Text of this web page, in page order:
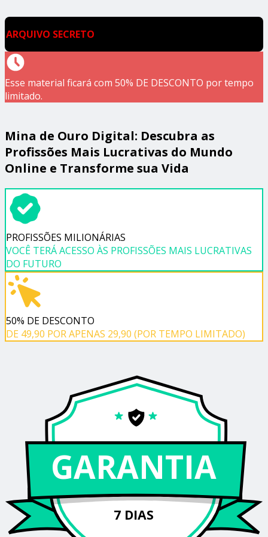
ARQUIVO SECRETO
Esse material ficará com 50% DE DESCONTO por tempo
limitado.
Mina de Ouro Digital: Descubra as
Profissões Mais Lucrativas do Mundo
Online e Transforme sua Vida
PROFISSÕES MILIONÁRIAS
VOCÊ TERÁ ACESSO ÀS PROFISSÕES MAIS LUCRATIVAS
DO FUTURO
50% DE DESCONTO
DE 49,90 POR APENAS 29,90 (POR TEMPO LIMITADO)
GARANTIA
7 DIAS